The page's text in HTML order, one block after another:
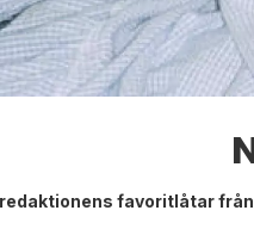
favoritlåtar